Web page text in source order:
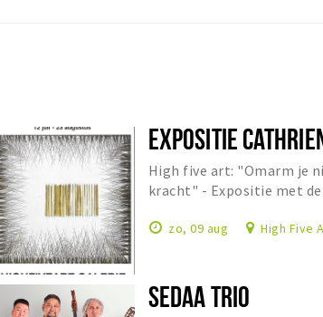
EXPOSITIE
High five art: "Omarm je
kracht" - Expositie met
zo, 09 aug High Five
SEDAA TRIO